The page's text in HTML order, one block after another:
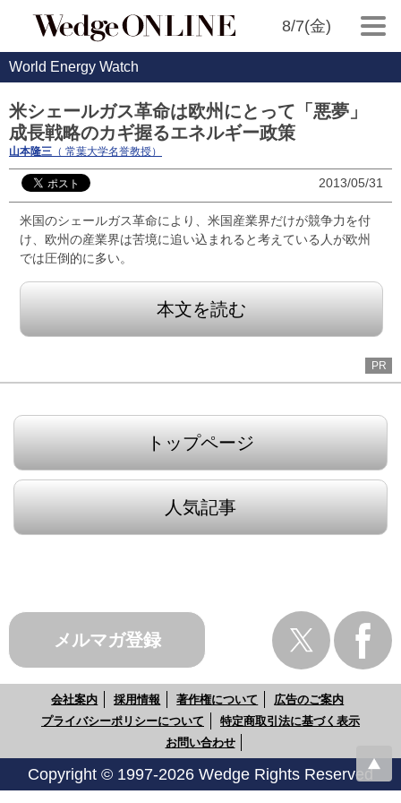
8/7(金)
World Energy Watch
米シェールガス革命は欧州にとって「悪夢」
成長戦略のカギ握るエネルギー政策
山本隆三 （ 常葉大学名誉教授）
2013/05/31
米国のシェールガス革命により、米国産業界だけが競争力を付
け、欧州の産業界は苦境に追い込まれると考えている人が欧州
では圧倒的に多い。
本文を読む
PR
トップページ
人気記事
メルマガ登録
会社案内 採用情報 著作権について
広告のご案内
プライバシーポリシーについて
特定商取引法に基づく表示
お問い合わせ
Copyright © 1997-2026 Wedge Rights Reserved